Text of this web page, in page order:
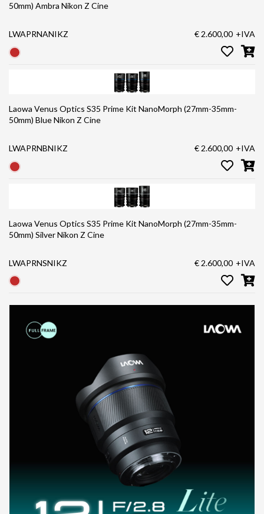
50mm) Ambra Nikon Z Cine
LWAPRNANIKZ € 2.600,00 +IVA
Laowa Venus Optics S35 Prime Kit NanoMorph (27mm-35mm-
50mm) Blue Nikon Z Cine
LWAPRNBNIKZ € 2.600,00 +IVA
Laowa Venus Optics S35 Prime Kit NanoMorph (27mm-35mm-
50mm) Silver Nikon Z Cine
LWAPRNSNIKZ € 2.600,00 +IVA